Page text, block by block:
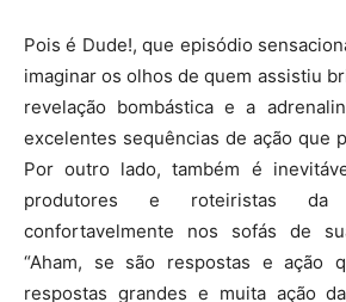
Pois é Dude!, que episódio
imaginar os olhos de quem assistiu
revelação bombástica e a
excelentes sequências de ação que
Por outro lado, também é
produtores e roteiristas da
confortavelmente nos sofás de
“Aham, se são respostas e ação
respostas grandes e muita ação